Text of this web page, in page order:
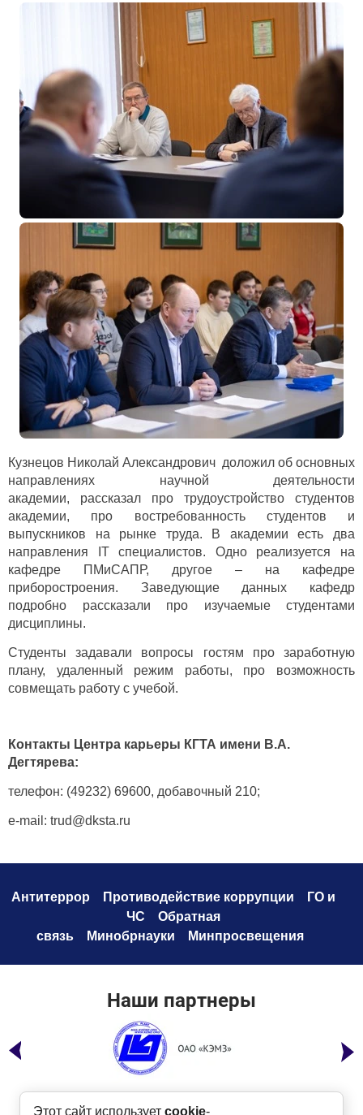
Кузнецов Николай Александрович доложил об основных
направлениях научной деятельности
академии, рассказал про трудоустройство студентов
академии, про востребованность студентов и
выпускников на рынке труда. В академии есть два
направления
ITспециалистов. Одно реализуется на
кафедре ПМиСАПР, другое – на кафедре
приборостроения. Заведующие данных кафедр
подробно рассказали про изучаемые студентами
дисциплины.
Студенты задавали вопросы гостям про заработную
плану, удаленный режим работы, про возможность
совмещать работу с учебой.
Контакты Центра карьеры КГТА имени В.А.
Дегтярева:
телефон: (49232) 69600, добавочный 210;
e-mail: trud@dksta.ru
Антитеррор Противодействие коррупции
ГО и
ЧС
Обратная
связь
Минобрнауки Минпросвещения
Наши партнеры
Этот сайт использует cookie-